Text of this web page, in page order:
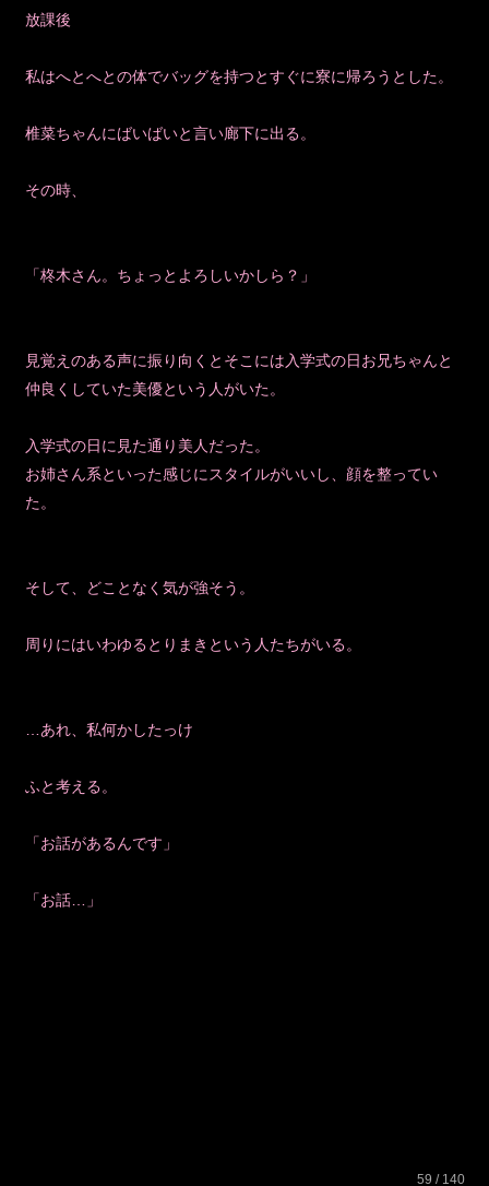
放課後
私はへとへとの体でバッグを持つとすぐに寮に帰ろうとした。
椎菜ちゃんにばいばいと言い廊下に出る。
その時、
「柊木さん。ちょっとよろしいかしら？」
見覚えのある声に振り向くとそこには入学式の日お兄ちゃんと
仲良くしていた美優という人がいた。
入学式の日に見た通り美人だった。
お姉さん系といった感じにスタイルがいいし、顔を整ってい
た。
そして、どことなく気が強そう。
周りにはいわゆるとりまきという人たちがいる。
…あれ、私何かしたっけ
ふと考える。
「お話があるんです」
「お話…」
59 / 140